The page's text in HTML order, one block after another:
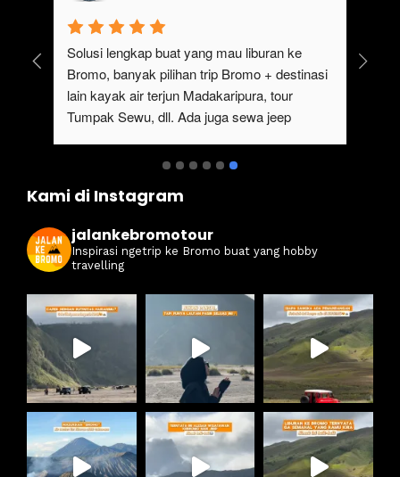
Solusi lengkap buat yang mau liburan ke
Bromo, banyak pilihan trip Bromo + destinasi
lain kayak air terjun Madakaripura, tour
Tumpak Sewu, dll. Ada juga sewa jeep
Kami di Instagram
jalankebromotour
Inspirasi ngetrip ke Bromo buat yang hobby
travelling